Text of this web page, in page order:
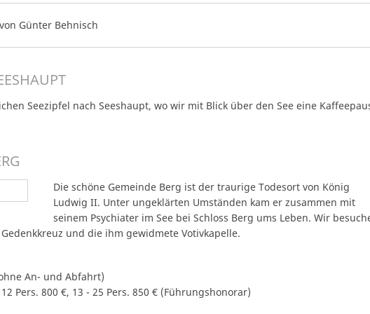
Günter Behnisch
Seezipfel nach Seeshaupt, wo wir mit Blick über den See eine
Die schöne Gemeinde Berg ist der traurige Todesort von König
Ludwig II. Unter ungeklärten Umständen kam er zusammen mit
seinem Psychiater im See bei Schloss Berg ums Leben. Wir
und die ihm gewidmete Votivkapelle.
An- und Abfahrt)
Pers. 800 €, 13 - 25 Pers. 850 € (Führungshonorar)